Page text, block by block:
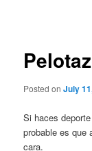
Posted onJuly
Si haces
probable es que
cara.